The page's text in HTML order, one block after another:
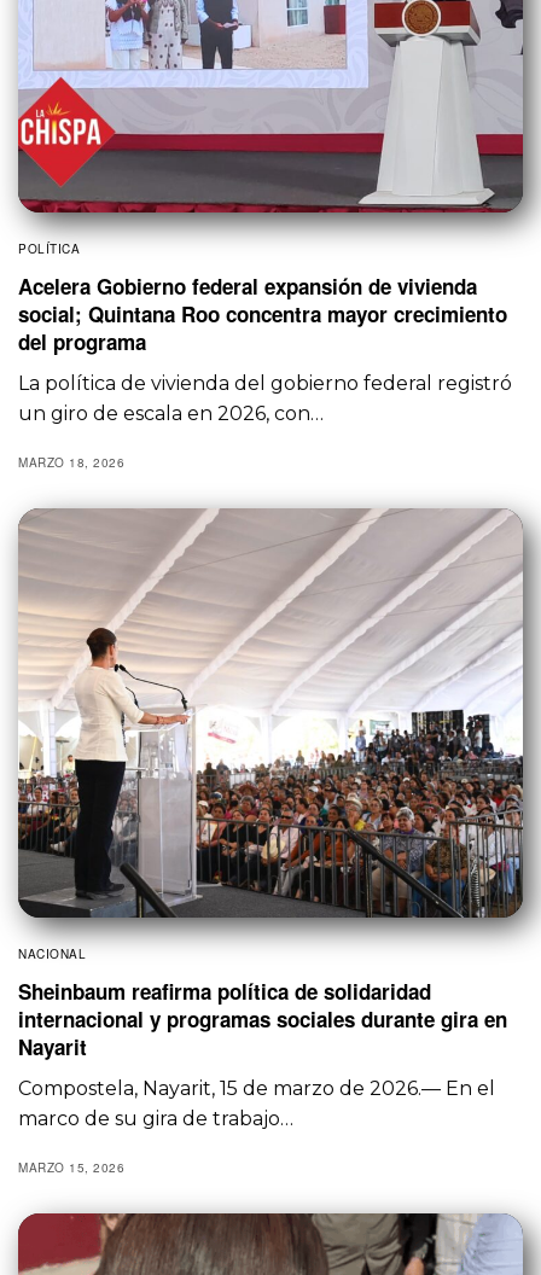
POLÍTICA
Acelera Gobierno federal expansión de vivienda
social; Quintana Roo concentra mayor crecimiento
del programa
La política de vivienda del gobierno federal registró
un giro de escala en 2026, con…
MARZO 18, 2026
NACIONAL
Sheinbaum reafirma política de solidaridad
internacional y programas sociales durante gira en
Nayarit
Compostela, Nayarit, 15 de marzo de 2026.— En el
marco de su gira de trabajo…
MARZO 15, 2026